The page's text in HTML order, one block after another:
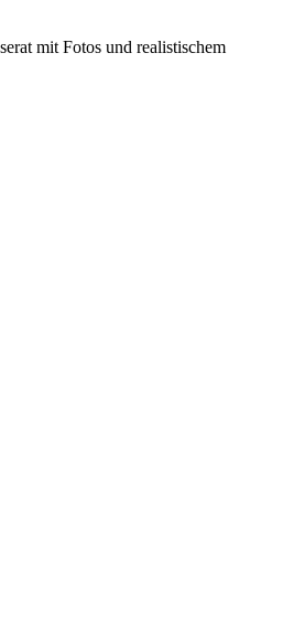
mit Fotos und realistischem